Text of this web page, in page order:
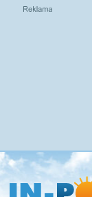
Přejít
na
hlavní
obsah